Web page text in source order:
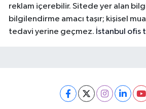
reklam içerebilir. Sitede yer alan
bilgilendirme amacı taşır; kişisel
tedavi yerine geçmez. İstanbul ofis